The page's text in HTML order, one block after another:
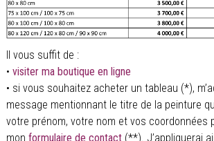
Il vous suffit de :
• visiter ma boutique en ligne
• si vous souhaitez acheter un tableau (*),
message mentionnant le titre de la peinture
votre prénom, votre nom et vos coordonnées
mon formulaire de contact(**). J’appliquerai